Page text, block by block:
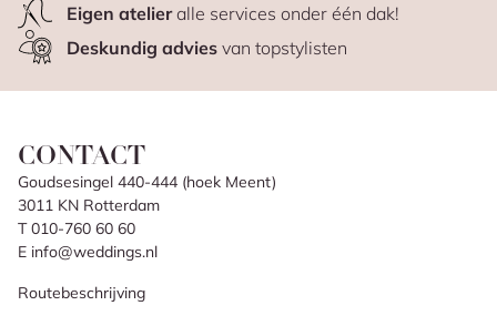
Eigen atelieralle services onder één dak!
Deskundig adviesvan topstylisten
CONTACT
Goudsesingel 440-444 (hoek Meent)
3011 KN Rotterdam
T 010-760 60 60
E info@weddings.nl
Routebeschrijving